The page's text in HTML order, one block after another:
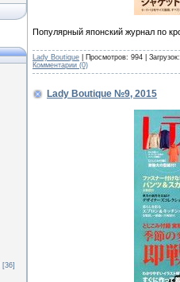
[36]
Популярный японский журнал по
Lady Boutique | Просмотров: 994 |
Комментарии (0)
Lady Boutique №9, 2015